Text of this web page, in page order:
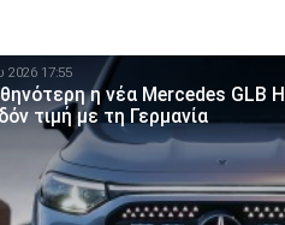
2026 17:55
η νέα Mercedes GLB
τιμή με τη Γερμανία